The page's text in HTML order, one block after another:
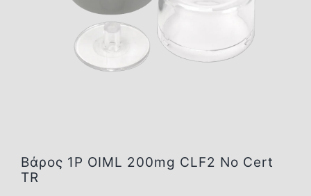
Επικοινωνία
Βάρος 1P OIML 200mg CLF2 No Cert
TR